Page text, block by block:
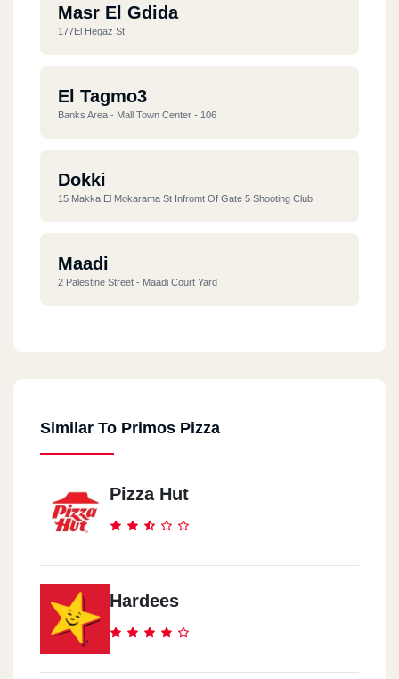
Masr El Gdida
177El Hegaz St
El Tagmo3
Banks Area - Mall Town Center - 106
Dokki
15 Makka El Mokarama St Infromt Of Gate 5 Shooting Club
Maadi
2 Palestine Street - Maadi Court Yard
Madinaty
El Sheik Zayed
Sky Mall - Next To Global Care Hosbital
6October
Icon Mall - Next To Khair Zaman - La Cite Mall
Similar To Primos Pizza
Pizza Hut
Hardees